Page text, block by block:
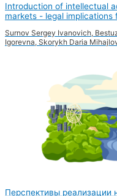
Introduction of intellectual
markets - legal implications
Surnov Sergey Ivanovich,
Igorevna, Skorykh Daria
Перспективы реализации